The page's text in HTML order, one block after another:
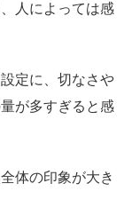
人によっては感
定に、切なさや
が多すぎると感
体の印象が大き